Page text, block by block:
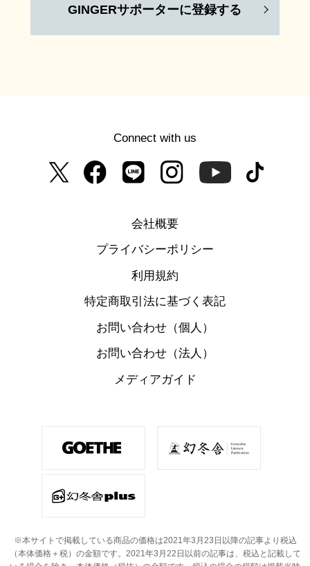
GINGERサポーターに登録する
Connect with us
会社概要
プライバシーポリシー
利用規約
特定商取引法に基づく表記
お問い合わせ（個人）
お問い合わせ（法人）
メディアガイド
※本サイトで掲載している商品の価格は2021年3月23日以降の記事より税込
（本体価格＋税）の金額です。 2021年3月22日以前の記事は、税込と記載して